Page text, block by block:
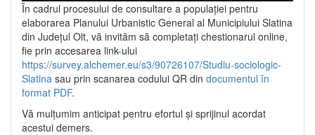
În cadrul procesului de consultare a populaţiei pentru
elaborarea Planului Urbanistic General al Municipiului Slatina
din Județul Olt, vă invităm să completați chestionarul online,
fie prin accesarea link-ului
https://survey.alchemer.eu/s3/90726107/Studiu-sociologic-
Slatina sau prin scanarea codului QR din documentul în
format PDF.
Vă mulţumim anticipat pentru efortul şi sprijinul acordat
acestui demers.